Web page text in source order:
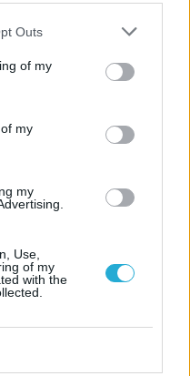
Outs
of my
my
my
Use,
of my
with the
mélyén lévő
Az
szakértőjeként
próbálod megúszni
For Hire
egy
és jazz-zel teli
1930-as évek